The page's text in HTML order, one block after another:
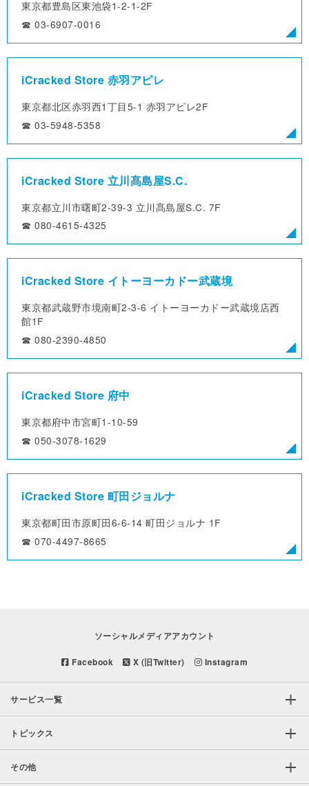
東京都豊島区東池袋1-2-1-2F
☎︎ 03-6907-0016
iCracked Store 赤羽アピレ
東京都北区赤羽西1丁目5-1 赤羽アピレ2F
☎︎ 03-5948-5358
iCracked Store 立川髙島屋S.C.
東京都立川市曙町2-39-3 立川髙島屋S.C. 7F
☎︎ 080-4615-4325
iCracked Store イトーヨーカドー武蔵境
東京都武蔵野市境南町2-3-6 イトーヨーカドー武蔵境店西
館1F
☎︎ 080-2390-4850
iCracked Store 府中
東京都府中市宮町1-10-59
☎︎ 050-3078-1629
iCracked Store 町田ジョルナ
東京都町田市原町田6-6-14 町田ジョルナ 1F
☎︎ 070-4497-8665
ソーシャルメディアアカウント
Facebook X (旧Twitter) Instagram
サービス一覧
トピックス
その他